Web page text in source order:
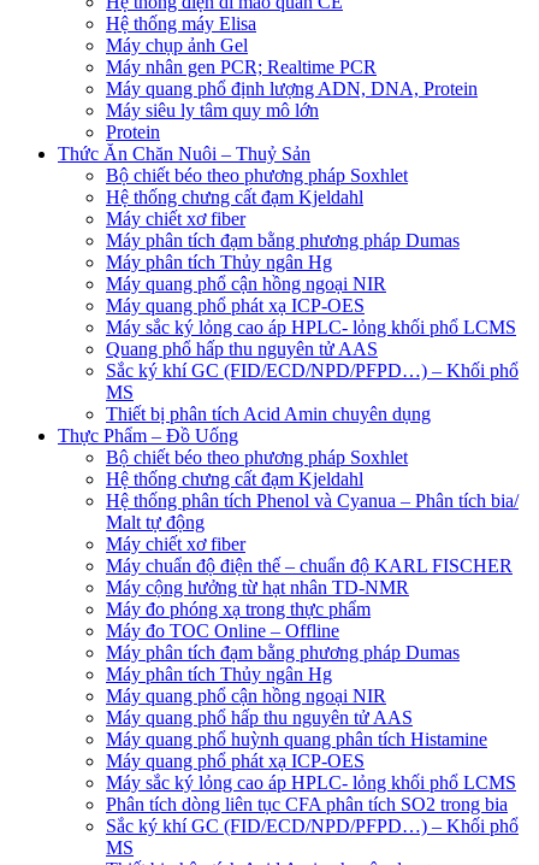
Hệ thống máy Elisa
Máy chụp ảnh Gel
Máy nhân gen PCR; Realtime PCR
Máy quang phổ định lượng ADN, DNA, Protein
Máy siêu ly tâm quy mô lớn
Protein
Thức Ăn Chăn Nuôi – Thuỷ Sản
Bộ chiết béo theo phương pháp Soxhlet
Hệ thống chưng cất đạm Kjeldahl
Máy chiết xơ fiber
Máy phân tích đạm bằng phương pháp Dumas
Máy phân tích Thủy ngân Hg
Máy quang phổ cận hồng ngoại NIR
Máy quang phổ phát xạ ICP-OES
Máy sắc ký lỏng cao áp HPLC- lỏng khối phổ LCMS
Quang phổ hấp thu nguyên tử AAS
Sắc ký khí GC (FID/ECD/NPD/PFPD…) – Khối phổ
MS
Thiết bị phân tích Acid Amin chuyên dụng
Thực Phẩm – Đồ Uống
Bộ chiết béo theo phương pháp Soxhlet
Hệ thống chưng cất đạm Kjeldahl
Hệ thống phân tích Phenol và Cyanua – Phân tích bia/
Malt tự động
Máy chiết xơ fiber
Máy chuẩn độ điện thế – chuẩn độ KARL FISCHER
Máy cộng hưởng từ hạt nhân TD-NMR
Máy đo phóng xạ trong thực phẩm
Máy đo TOC Online – Offline
Máy phân tích đạm bằng phương pháp Dumas
Máy phân tích Thủy ngân Hg
Máy quang phổ cận hồng ngoại NIR
Máy quang phổ hấp thu nguyên tử AAS
Máy quang phổ huỳnh quang phân tích Histamine
Máy quang phổ phát xạ ICP-OES
Máy sắc ký lỏng cao áp HPLC- lỏng khối phổ LCMS
Phân tích dòng liên tục CFA phân tích SO2 trong bia
Sắc ký khí GC (FID/ECD/NPD/PFPD…) – Khối phổ
MS